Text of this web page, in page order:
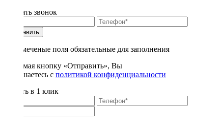
Заказать звонок
Отправить
* - отмеченые поля обязательные для заполнения
Нажимая кнопку «Отправить», Вы
соглашаетесь с политикой конфиденциальности
Купить в 1 клик